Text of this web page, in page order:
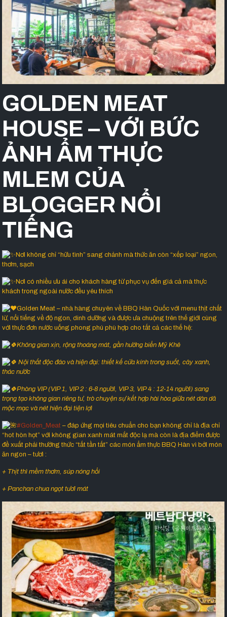
GOLDEN MEAT
HOUSE – VỚI BỨC
ẢNH ẨM THỰC
MLEM CỦA
BLOGGER NỔI
TIẾNG
Nơi không chỉ “hữu tình” sang chảnh mà thức ăn còn “xếp loại” ngon,
thơm, sạch
Nơi có nhiều ưu ái cho khách hàng từ phục vụ đến giá cả mà thực
khách trong ngoài nước đều yêu thích
Golden Meat – nhà hàng chuyên về BBQ Hàn Quốc với menu thịt chất
lừ, nổi tiếng về độ ngon, dinh dưỡng vàđược ưa chuộng trên thế giới cùng
với thực đơn nước uống phong phú phù hợp cho tất cả các thế hệ:
Không gian xịn, rộng thoáng mát, gần hướng biển Mỹ Khê
Nội thất độc đáo và hiện đại: thiết kế cửa kính trong suốt, cây xanh,
thác nước
Phòng VIP (VIP 1, VIP 2 : 6-8 người, VIP 3, VIP 4 : 12-14 người) sang
trọng tạo không gian riêng tư, trò chuyện sự kết hợp hài hòa giữa nét dân dã
mộc mạc và nét hiện đại tiện lợi
#Golden_Meat – đáp ứng mọi tiêu chuẩn cho bạn không chỉ là địa chỉ
“hot hòn họt” với không gian xanh mát mắt độc lạ mà còn là địa điểm được
đề xuất phải thưởng thức “tất tần tất” các món ẩm thực BBQ Hàn vì bởi món
ăn ngon – tươi :
+ Thịt thì mềm thơm, súp nóng hổi
+ Panchan chua ngọt tươi mát